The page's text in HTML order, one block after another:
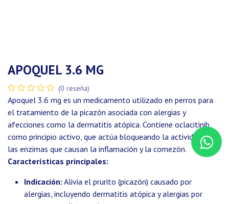
APOQUEL 3.6 MG
(0 reseña)
Apoquel 3.6 mg es un medicamento utilizado en perros para
el tratamiento de la picazón asociada con alergias y
afecciones como la dermatitis atópica. Contiene oclacitinib
como principio activo, que actúa bloqueando la actividad de
las enzimas que causan la inflamación y la comezón.
Características principales:
Indicación: Alivia el prurito (picazón) causado por
alergias, incluyendo dermatitis atópica y alergias por